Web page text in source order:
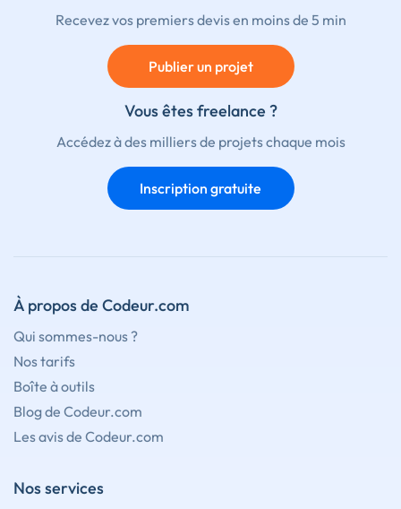
Recevez vos premiers devis en moins de 5 min
Publier un projet
Vous êtes freelance ?
Accédez à des milliers de projets chaque mois
Inscription gratuite
À propos de Codeur.com
Qui sommes-nous ?
Nos tarifs
Boîte à outils
Blog de Codeur.com
Les avis de Codeur.com
Nos services